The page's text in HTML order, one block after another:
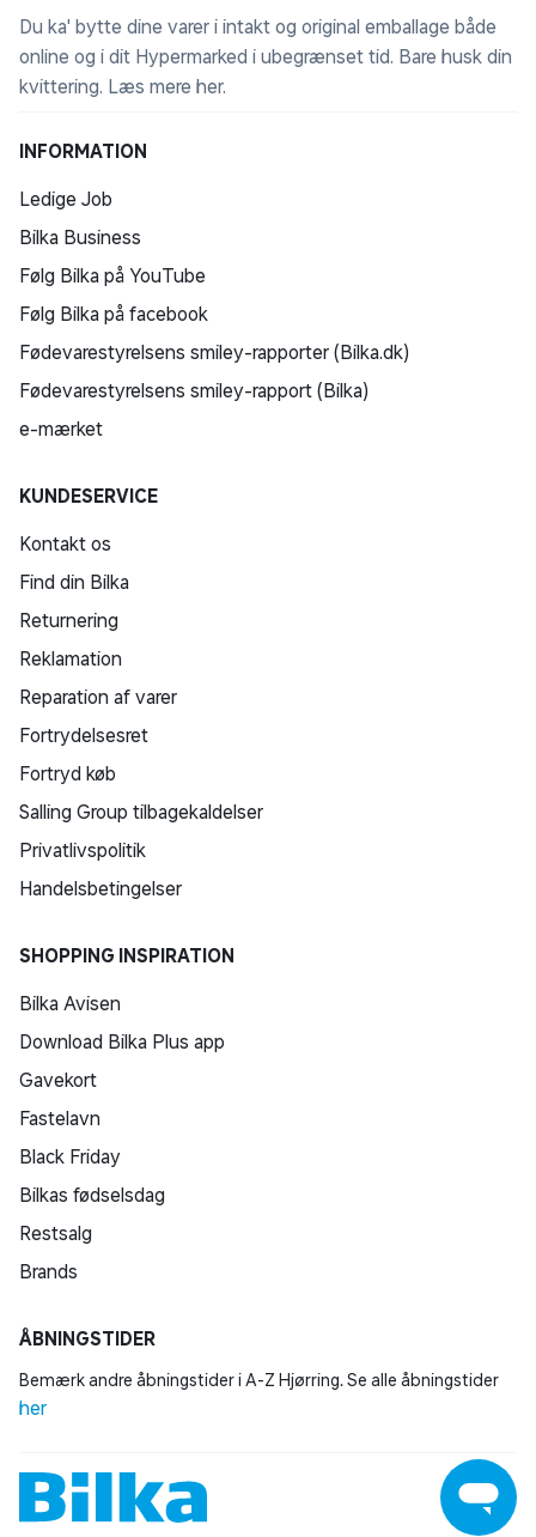
Du ka' bytte dine varer i intakt og original emballage både
online og i dit Hypermarked i ubegrænset tid. Bare husk din
kvittering. Læs mere her.
INFORMATION
Ledige Job
Bilka Business
Følg Bilka på YouTube
Følg Bilka på facebook
Fødevarestyrelsens smiley-rapporter (Bilka.dk)
Fødevarestyrelsens smiley-rapport (Bilka)
e-mærket
KUNDESERVICE
Kontakt os
Find din Bilka
Returnering
Reklamation
Reparation af varer
Fortrydelsesret
Fortryd køb
Salling Group tilbagekaldelser
Privatlivspolitik
Handelsbetingelser
SHOPPING INSPIRATION
Bilka Avisen
Download Bilka Plus app
Gavekort
Fastelavn
Black Friday
Bilkas fødselsdag
Restsalg
Brands
ÅBNINGSTIDER
Bemærk andre åbningstider i A-Z Hjørring. Se alle åbningstider
her